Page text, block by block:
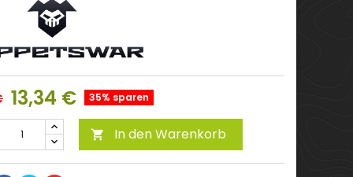
13,34 € 35% sparen
 In den Warenkorb